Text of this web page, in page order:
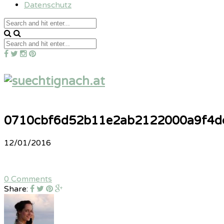
Datenschutz
12/01/2016
0 Comments
Share: